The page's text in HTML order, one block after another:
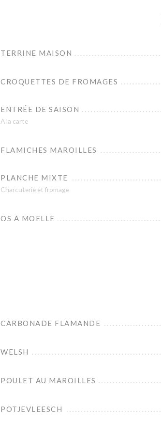
TERRINE MAISON
CROQUETTES DE FROMAGES
ENTRÉE DE SAISON
A la carte
FLAMICHES MAROILLES
PLANCHE MIXTE
Charcuterie et fromage
OS A MOELLE
CARBONADE FLAMANDE
WELSH
POULET AU MAROILLES
POTJEVLEESCH